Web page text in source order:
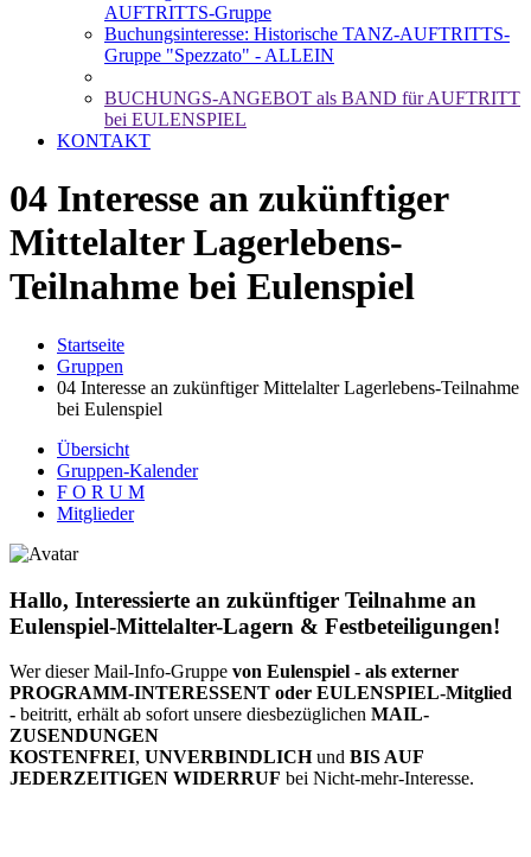
AUFTRITTS-Gruppe
Buchungsinteresse: Historische TANZ-AUFTRITTS-
Gruppe "Spezzato" - ALLEIN
BUCHUNGS-ANGEBOT als BAND für AUFTRITT
bei EULENSPIEL
KONTAKT
04 Interesse an zukünftiger
Mittelalter Lagerlebens-
Teilnahme bei Eulenspiel
Startseite
Gruppen
04 Interesse an zukünftiger Mittelalter Lagerlebens-Teilnahme
bei Eulenspiel
Übersicht
Gruppen-Kalender
F O R U M
Mitglieder
Hallo, Interessierte an zukünftiger Teilnahme an
Eulenspiel-Mittelalter-Lagern & Festbeteiligungen!
Wer dieser Mail-Info-Gruppe von Eulenspiel - als externer
PROGRAMM-INTERESSENT oder EULENSPIEL-Mitglied
- beitritt, erhält ab sofort unsere diesbezüglichen MAIL-
ZUSENDUNGEN
KOSTENFREI, UNVERBINDLICHund BIS AUF
JEDERZEITIGEN WIDERRUF bei Nicht-mehr-Interesse.